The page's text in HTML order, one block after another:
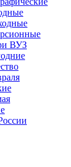
ВУЗ